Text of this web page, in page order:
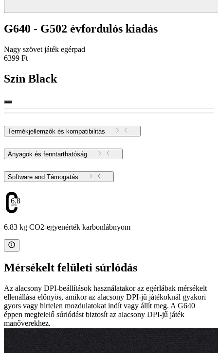
G640 - G502 évfordulós kiadás
Nagy szövet játék egérpad
6399 Ft
Szín Black
Termékjellemzők és kompatibilitás
Anyagok és fenntarthatóság
Software and Támogatás
6.83
6.83 kg CO2-egyenérték karbonlábnyom
Mérsékelt felületi súrlódás
Az alacsony DPI-beállítások használatakor az egérlábak mérsékelt
ellenállása előnyös, amikor az alacsony DPI-jű játékoknál gyakori
gyors vagy hirtelen mozdulatokat indít vagy állít meg. A G640
éppen megfelelő súrlódást biztosít az alacsony DPI-jű játék
manőverekhez.